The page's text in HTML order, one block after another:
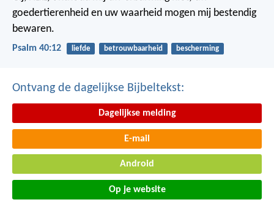
goedertierenheid en uw waarheid mogen mij bestendig
bewaren.
Psalm 40:12 liefde betrouwbaarheid bescherming
Ontvang de dagelijkse Bijbeltekst:
Dagelijkse melding
E-mail
Android
Op je website